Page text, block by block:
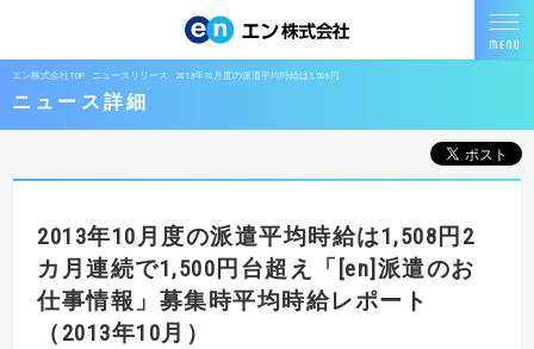
エン株式会社TOP ニュースリリース 2013年10月度の派遣平均時給は1,508円
ニュース詳細
2013年10月度の派遣平均時給は1,508円2
カ月連続で1,500円台超え「[en]派遣のお
仕事情報」募集時平均時給レポート
（2013年10月）